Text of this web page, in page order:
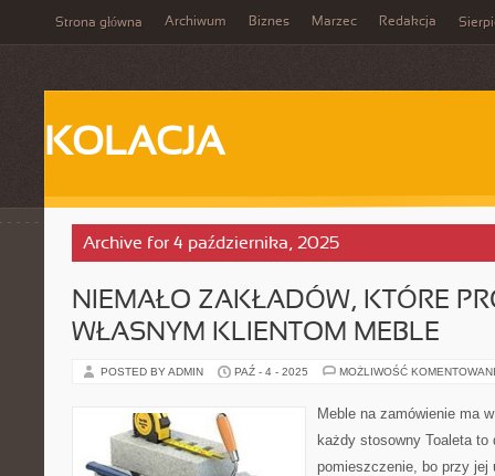
Strona główna Archiwum Biznes Marzec Redakcja
KOLACJA
Archive for 4 października, 2025
NIEMAŁO ZAKŁADÓW, KTÓRE
WŁASNYM KLIENTOM MEBLE
POSTED BY ADMIN PAŹ - 4 - 2025 MOŻLIWOŚĆ
Meble na zamówienie ma
każdy stosowny Toaleta
pomieszczenie, bo przy jej